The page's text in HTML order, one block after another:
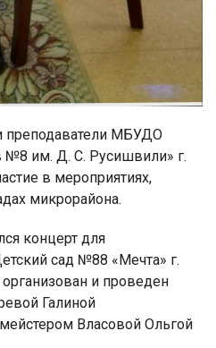
преподаватели МБУДО
№8 им. Д. С. Русишвили» г.
в мероприятиях,
микрорайона.
концерт для
сад №88 «Мечта» г.
и проведен
Галиной
Власовой Ольгой